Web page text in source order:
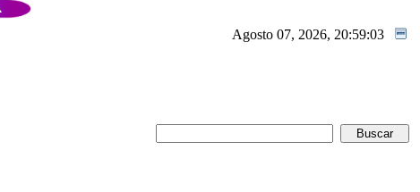
Agosto 07, 2026, 20:59:03